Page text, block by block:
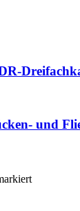
und